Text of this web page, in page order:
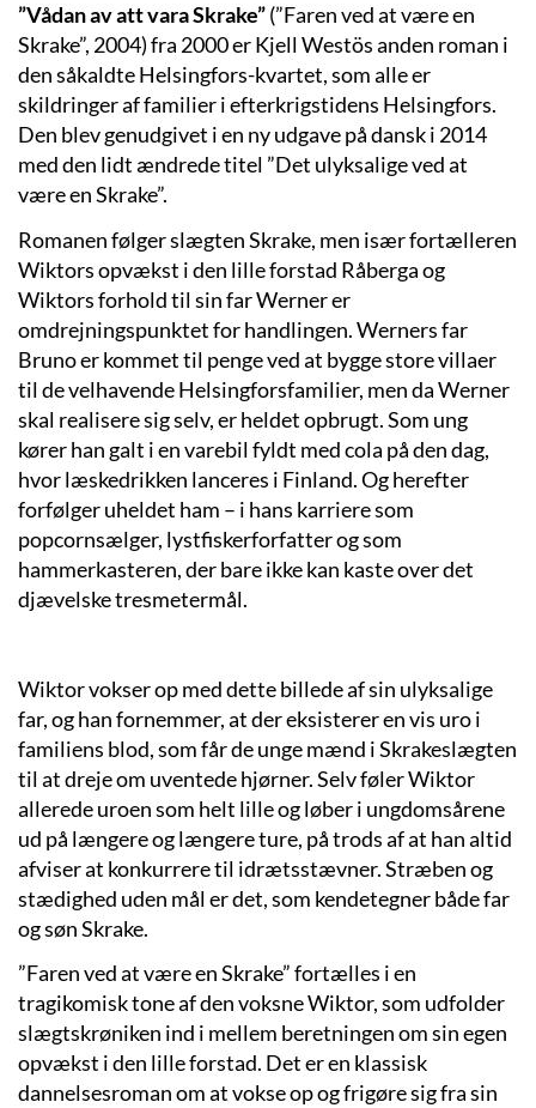
”Vådan av att vara Skrake”(”Faren ved at være en
Skrake”, 2004) fra 2000 er Kjell Westös anden roman i
den såkaldte Helsingfors-kvartet, som alle er
skildringer af familier i efterkrigstidens Helsingfors.
Den blev genudgivet i en ny udgave på dansk i 2014
med den lidt ændrede titel ”Det ulyksalige ved at
være en Skrake”.
Romanen følger slægten Skrake, men især fortælleren
Wiktors opvækst i den lille forstad Råberga og
Wiktors forhold til sin far Werner er
omdrejningspunktet for handlingen. Werners far
Bruno er kommet til penge ved at bygge store villaer
til de velhavende Helsingforsfamilier, men da Werner
skal realisere sig selv, er heldet opbrugt. Som ung
kører han galt i en varebil fyldt med cola på den dag,
hvor læskedrikken lanceres i Finland. Og herefter
forfølger uheldet ham – i hans karriere som
popcornsælger, lystfiskerforfatter og som
hammerkasteren, der bare ikke kan kaste over det
djævelske tresmetermål.
Wiktor vokser op med dette billede af sin ulyksalige
far, og han fornemmer, at der eksisterer en vis uro i
familiens blod, som får de unge mænd i Skrakeslægten
til at dreje om uventede hjørner. Selv føler Wiktor
allerede uroen som helt lille og løber i ungdomsårene
ud på længere og længere ture, på trods af at han altid
afviser at konkurrere til idrætsstævner. Stræben og
stædighed uden mål er det, som kendetegner både far
og søn Skrake.
”Faren ved at være en Skrake” fortælles i en
tragikomisk tone af den voksne Wiktor, som udfolder
slægtskrøniken ind i mellem beretningen om sin egen
opvækst i den lille forstad. Det er en klassisk
dannelsesroman om at vokse op og frigøre sig fra sin